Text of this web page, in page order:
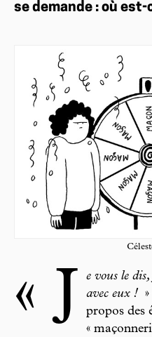
se demande : où est-
« J
e vous le
avec eux !
propos des
«